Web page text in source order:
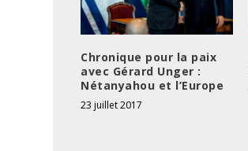
Chronique pour la paix
avec Gérard Unger :
Nétanyahou et l’Europe
23 juillet 2017